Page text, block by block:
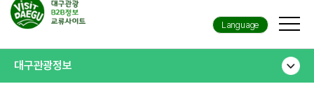
Language
대구관광정보